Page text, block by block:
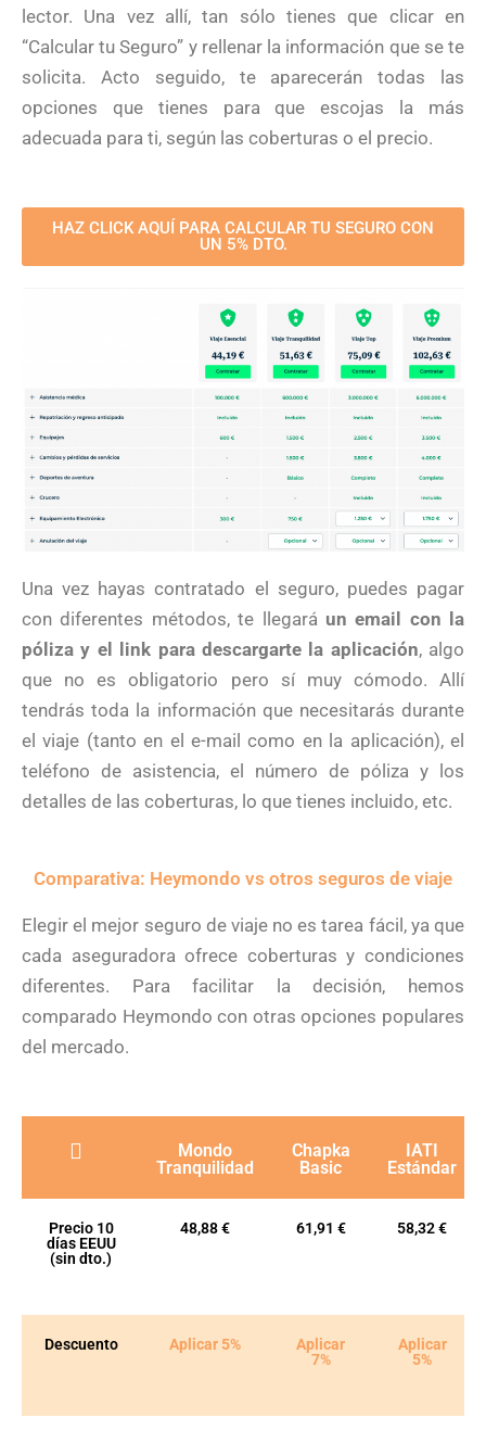
lector. Una vez allí, tan sólo tienes que clicar en
“Calcular tu Seguro” y rellenar la información que se te
solicita. Acto seguido, te aparecerán todas las
opciones que tienes para que escojas la más
adecuada para ti, según las coberturas o el precio.
HAZ CLICK AQUÍ PARA CALCULAR TU SEGURO CON
UN 5% DTO.
Una vez hayas contratado el seguro, puedes pagar
con diferentes métodos, te llegará un email con la
póliza y el link para descargarte la aplicación, algo
que no es obligatorio pero sí muy cómodo. Allí
tendrás toda la información que necesitarás durante
el viaje (tanto en el e-mail como en la aplicación), el
teléfono de asistencia, el número de póliza y los
detalles de las coberturas, lo que tienes incluido, etc.
Comparativa: Heymondo vs otros seguros de viaje
Elegir el mejor seguro de viaje no es tarea fácil, ya que
cada aseguradora ofrece coberturas y condiciones
diferentes. Para facilitar la decisión, hemos
comparado Heymondo con otras opciones populares
del mercado.
Mondo
Tranquilidad
Chapka
Basic
IATI
Estándar
Precio 10
días EEUU
(sin dto.)
48,88 € 61,91 € 58,32 €
Descuento Aplicar 5%
Aplicar
7%
Aplicar
5%